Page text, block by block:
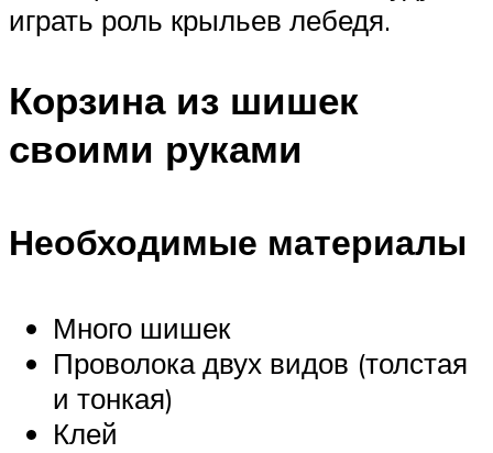
играть роль крыльев лебедя.
Корзина из шишек
своими руками
Необходимые материалы
Много шишек
Проволока двух видов (толстая
и тонкая)
Клей